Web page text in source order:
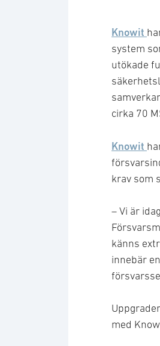
Knowit
system
utökade
cirka 70
Knowit
krav som
– Vi är
känns
innebär
med